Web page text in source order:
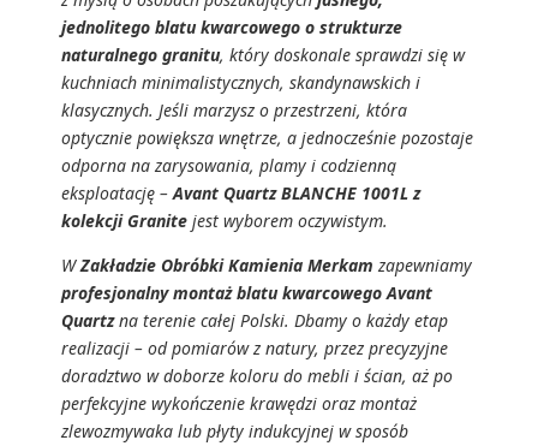
jednolitego blatu kwarcowego o strukturze
naturalnego granitu, który doskonale sprawdzi się w
kuchniach minimalistycznych, skandynawskich i
klasycznych. Jeśli marzysz o przestrzeni, która
optycznie powiększa wnętrze, a jednocześnie pozostaje
odporna na zarysowania, plamy i codzienną
eksploatację –Avant Quartz BLANCHE 1001L z
kolekcji Granite jest wyborem oczywistym.
WZakładzie Obróbki Kamienia Merkam zapewniamy
profesjonalny montaż blatu kwarcowego Avant
Quartzna terenie całej Polski. Dbamy o każdy etap
realizacji – od pomiarów z natury, przez precyzyjne
doradztwo w doborze koloru do mebli i ścian, aż po
perfekcyjne wykończenie krawędzi oraz montaż
zlewozmywaka lub płyty indukcyjnej w sposób